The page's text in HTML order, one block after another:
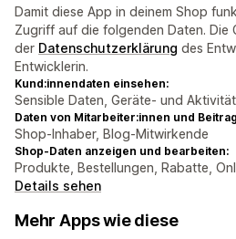
Damit diese App in deinem Shop
Zugriff auf die folgenden Daten. Die
der Datenschutzerklärung des
Entwicklerin.
Kund:innendaten einsehen:
Sensible Daten, Geräte- und
Daten von Mitarbeiter:innen und
Shop-Inhaber, Blog-Mitwirkende
Shop-Daten anzeigen und bearbeiten:
Produkte, Bestellungen, Rabatte,
Details sehen
Mehr Apps wie diese